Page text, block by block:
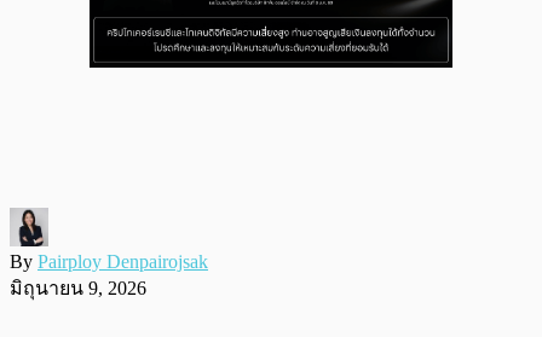
By Pairploy Denpairojsak
มิถุนายน 9, 2026